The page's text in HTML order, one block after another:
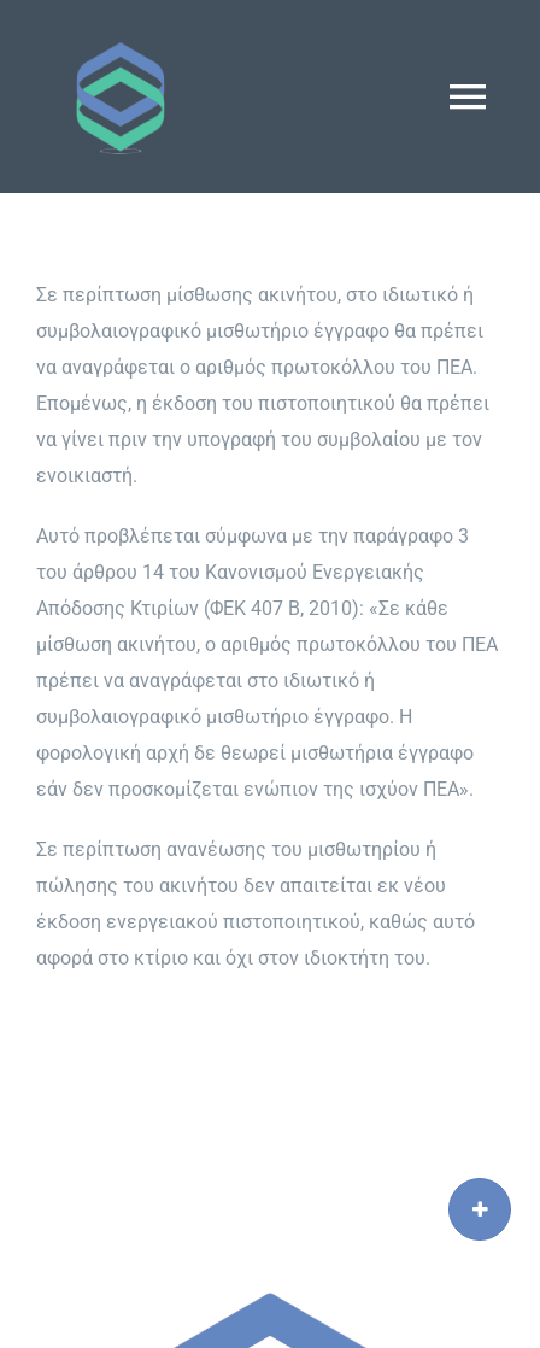
περιεχόμενο
Αρχική
Προφίλ
Υπηρεσίες
Σε περίπτωση μίσθωσης ακινήτου, στο ιδιωτικό ή
συμβολαιογραφικό μισθωτήριο έγγραφο θα πρέπει
να αναγράφεται ο αριθμός πρωτοκόλλου του ΠΕΑ.
Επομένως, η έκδοση του πιστοποιητικού θα πρέπει
να γίνει πριν την υπογραφή του συμβολαίου με τον
ενοικιαστή.
Αυτό προβλέπεται σύμφωνα με την παράγραφο 3
του άρθρου 14 του Κανονισμού Ενεργειακής
Απόδοσης Κτιρίων (ΦΕΚ 407 Β, 2010): «Σε κάθε
μίσθωση ακινήτου, ο αριθμός πρωτοκόλλου του ΠΕΑ
πρέπει να αναγράφεται στο ιδιωτικό ή
συμβολαιογραφικό μισθωτήριο έγγραφο. Η
φορολογική αρχή δε θεωρεί μισθωτήρια έγγραφο
εάν δεν προσκομίζεται ενώπιον της ισχύον ΠΕΑ».
Σε περίπτωση ανανέωσης του μισθωτηρίου ή
πώλησης του ακινήτου δεν απαιτείται εκ νέου
έκδοση ενεργειακού πιστοποιητικού, καθώς αυτό
αφορά στο κτίριο και όχι στον ιδιοκτήτη του.